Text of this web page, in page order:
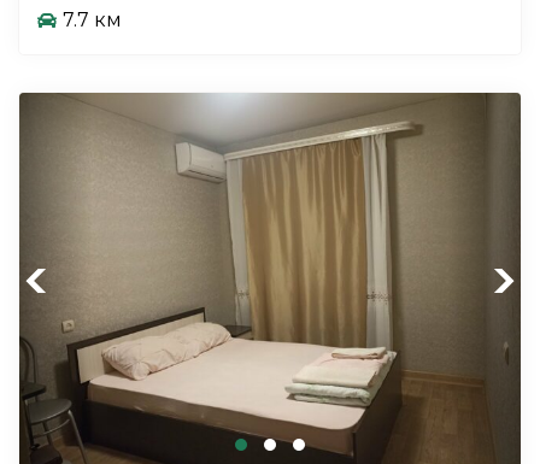
7.7 км
Previous Next